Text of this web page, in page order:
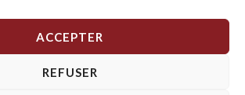
ACCEPTER
REFUSER